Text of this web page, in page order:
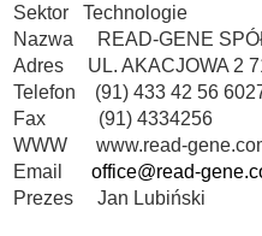
Sektor Technologie
Nazwa READ-GENE
Adres UL. AKACJOWA 2
Telefon (91) 433 42 56
Fax (91) 4334256
WWW www.read-
Email office@read-
Prezes Jan Lubiński